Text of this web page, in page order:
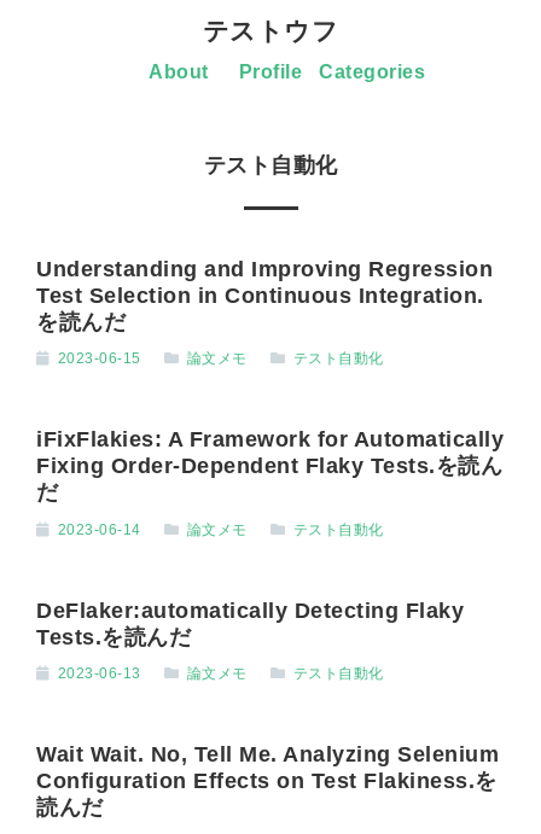
テストウフ
About Profile Categories
テスト自動化
Understanding and Improving Regression
Test Selection in Continuous Integration.
を読んだ
2023-06-15 論文メモ テスト自動化
iFixFlakies: A Framework for Automatically
Fixing Order-Dependent Flaky Tests.を読ん
だ
2023-06-14 論文メモ テスト自動化
DeFlaker:automatically Detecting Flaky
Tests.を読んだ
2023-06-13 論文メモ テスト自動化
Wait Wait. No, Tell Me. Analyzing Selenium
Configuration Effects on Test Flakiness.を
読んだ